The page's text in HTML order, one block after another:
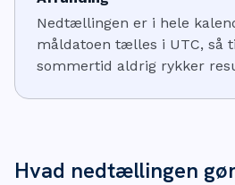
Nedtællingen er i hele
måldatoen tælles i UTC, så
sommertid aldrig rykker
Hvad nedtællingen